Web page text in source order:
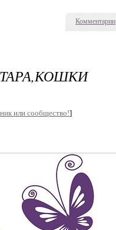
Комментарии
или сообщество!]